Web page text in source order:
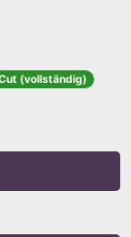
(vollständig)